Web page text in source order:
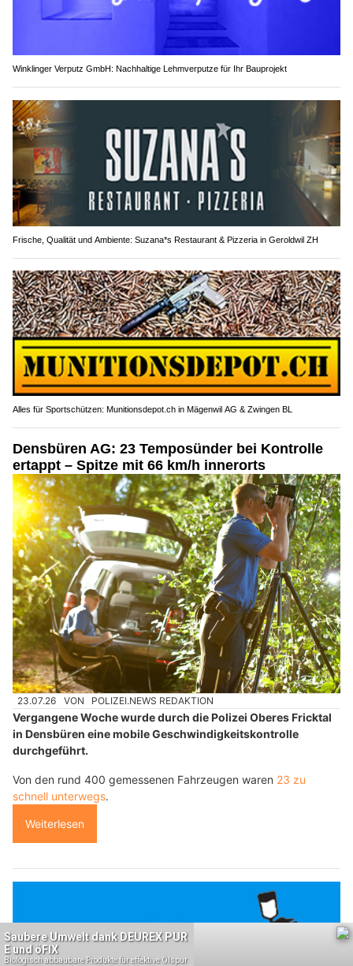
Winklinger Verputz GmbH: Nachhaltige Lehmverputze für Ihr Bauprojekt
Frische, Qualität und Ambiente: Suzana*s Restaurant & Pizzeria in Geroldwil ZH
Alles für Sportschützen: Munitionsdepot.ch in Mägenwil AG & Zwingen BL
Densbüren AG: 23 Temposünder bei Kontrolle
ertappt – Spitze mit 66 km/h innerorts
23.07.26 VON POLIZEI.NEWS REDAKTION
Vergangene Woche wurde durch die Polizei Oberes Fricktal
in Densbüren eine mobile Geschwindigkeitskontrolle
durchgeführt.
Von den rund 400 gemessenen Fahrzeugen waren 23 zu
schnell unterwegs.
Weiterlesen